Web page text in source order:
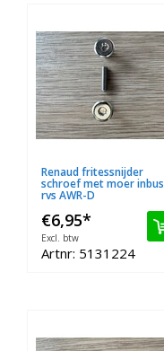
Renaud fritessnijder
schroef met moer inbus
rvs AWR-D
€6,95*
Excl. btw
Artnr: 5131224